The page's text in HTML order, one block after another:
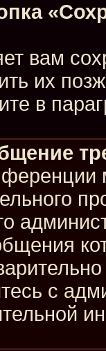
вам
их
в
с